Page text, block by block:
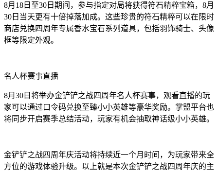
8月18日至30日期间，参与指定对局将获得符石精粹宝箱，8月
30日当天更有十倍掉落加成。这些珍贵的符石精粹可以在限时
商店兑换四周年专属香水宝石系列道具，包括羽饰骑士、头像
框等限定外观。
名人杯赛事直播
8月30日将举办金铲铲之战四周年名人杯赛事，观看直播的玩
家可以通过口令码兑换至臻小小英雄等豪华奖励。掌盟平台也
将同步开启赛季总结活动，玩家有机会抽取神话级小小英雄。
金铲铲之战四周年庆活动将持续近一个月时间，为玩家带来全
方位的游戏体验升级。以上就是本次金铲铲之战四周年庆的主